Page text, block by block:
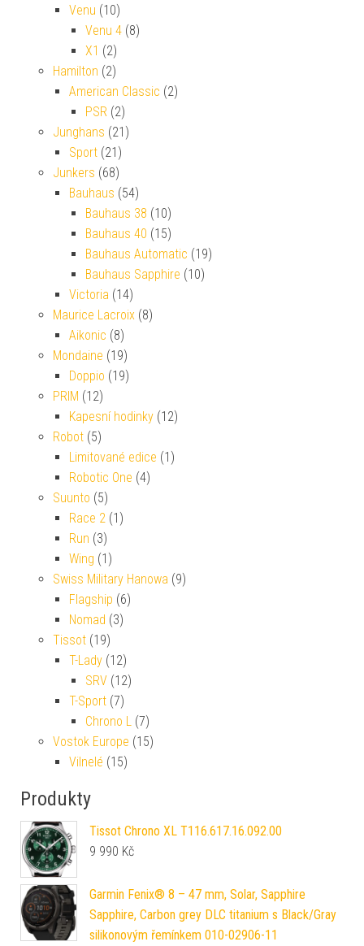
Venu (10)
Venu 4 (8)
X1 (2)
Hamilton (2)
American Classic (2)
PSR (2)
Junghans (21)
Sport (21)
Junkers (68)
Bauhaus (54)
Bauhaus 38 (10)
Bauhaus 40 (15)
Bauhaus Automatic (19)
Bauhaus Sapphire (10)
Victoria (14)
Maurice Lacroix (8)
Aikonic (8)
Mondaine (19)
Doppio (19)
PRIM (12)
Kapesní hodinky (12)
Robot (5)
Limitované edice (1)
Robotic One (4)
Suunto (5)
Race 2 (1)
Run (3)
Wing (1)
Swiss Military Hanowa (9)
Flagship (6)
Nomad (3)
Tissot (19)
T-Lady (12)
SRV (12)
T-Sport (7)
Chrono L (7)
Vostok Europe (15)
Vilnelé (15)
Produkty
Tissot Chrono XL T116.617.16.092.00
9 990 Kč
Garmin Fenix® 8 – 47 mm, Solar, Sapphire
Sapphire, Carbon grey DLC titanium s Black/Gray
silikonovým řemínkem 010-02906-11